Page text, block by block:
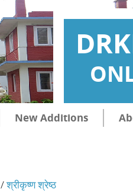
New Additions
/श्रीकृष्ण श्रेष्ठ